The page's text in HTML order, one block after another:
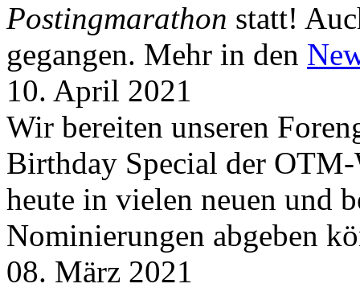
Postingmarathon statt!
gegangen. Mehr in den
10. April 2021
Wir bereiten unseren
Birthday Special der
heute in vielen neuen und
Nominierungen abgeben
08. März 2021